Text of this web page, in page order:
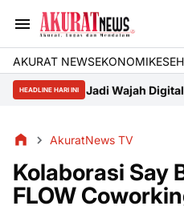
AKURAT NEWSEKONOMI
HEADLINE HARI INI
Jadi Wajah Digital Baru
AkuratNews TV
Kolaborasi Say
FLOW